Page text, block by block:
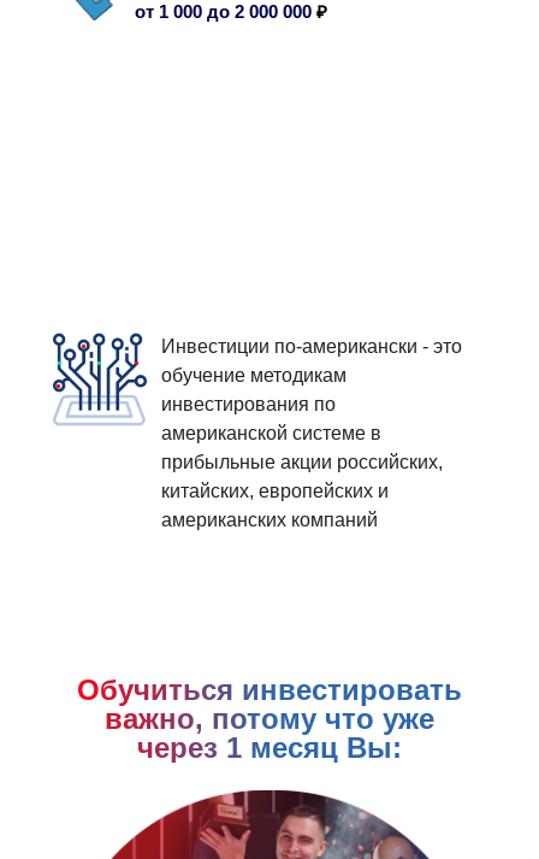
Инвестиции по-американски - это
обучение методикам
инвестирования по
американской системе в
прибыльные акции российских,
китайских, европейских и
американских компаний
от 1 000 до 2 000 000 ₽
Обучиться инвестировать
важно, потому что уже
через 1 месяц Вы: